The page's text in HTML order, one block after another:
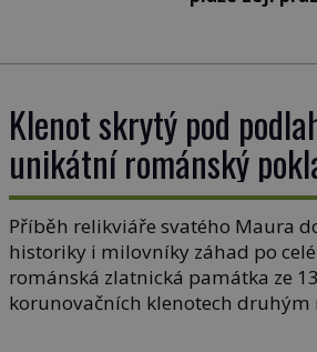
Klenot skrytý pod
unikátní románský
zapadlého Bečova?
Příběh relikviáře svatého Maura
historiky i milovníky záhad po
románská zlatnická památka ze
korunovačních klenotech druhým